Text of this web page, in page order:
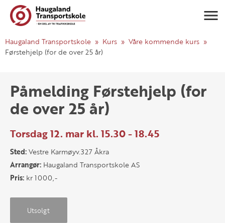
Haugaland Transportskole Kurs
Våre kommende kurs
Førstehjelp (for de over 25 år)
Påmelding Førstehjelp (for
de over 25 år)
Torsdag 12. mar kl. 15.30 - 18.45
Sted:Vestre Karmøyv.327 Åkra
Arrangør: Haugaland Transportskole AS
Pris: kr 1000,-
Utsolgt